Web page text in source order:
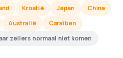
Kroatië Japan
China
Australië
Caraïben
zeilers normaal niet komen